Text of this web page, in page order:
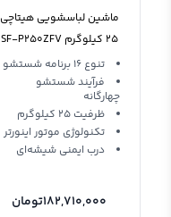
ماشین لباسشویی هیتاچی
25 کیلوگرم SF-P250ZFV
تنوع 16 برنامه شستشو
فرآیند شستشو
چهارگانه
ظرفیت 25 کیلوگرم
تکنولوژی موتور اینورتر
درب ایمنی شیشه‌ای
182,710,000تومان